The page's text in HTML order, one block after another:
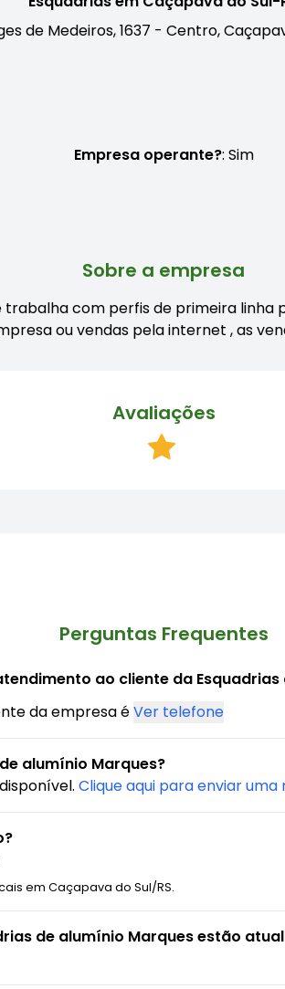
de Medeiros, 1637 - Centro,
Empresa operante?: Sim
Sobre a empresa
com perfis de primeira
ou vendas pela internet , as
Avaliações
Perguntas Frequentes
ao cliente da
da empresa éVer telefone
alumínio Marques?
Clique aqui para enviar uma
em Caçapava do Sul/RS.
de alumínio Marques estão